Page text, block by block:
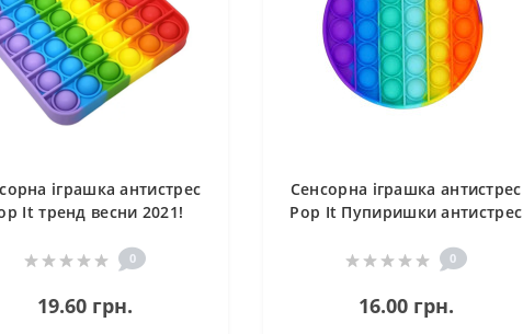
іграшка антистрес
It тренд весни 2021!
0
19.60 грн.
Сенсорна іграшка антистрес
Pop It Пупиришки антистрес
весни 2021! коло
0
16.00 грн.